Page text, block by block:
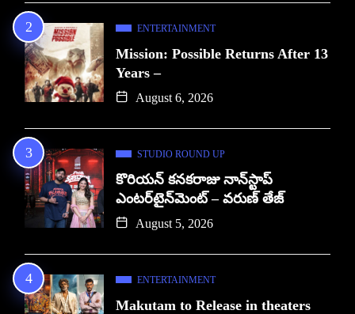
ENTERTAINMENT
Mission: Possible Returns After 13
Years –
August 6, 2026
STUDIO ROUND UP
కొరియన్ కనకరాజు నాన్‌స్టాప్
ఎంటర్‌టైన్‌మెంట్ – వరుణ్ తేజ్
August 5, 2026
ENTERTAINMENT
Makutam to Release in theaters